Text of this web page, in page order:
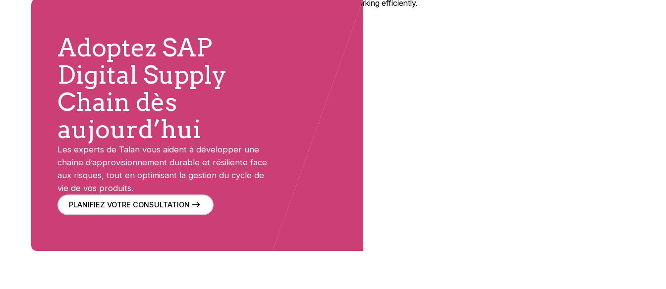
Adoptez SAP
Digital Supply
Chain dès
aujourd’hui
Les experts de Talan vous aident à développer une
chaîne d’approvisionnement durable et résiliente face
aux risques, tout en optimisant la gestion du cycle de
vie de vos produits.
PLANIFIEZ VOTRE CONSULTATION